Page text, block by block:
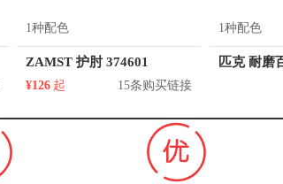
1种配色
ZAMST 护肘 374601
¥126 起 15条购买链接
1种配色